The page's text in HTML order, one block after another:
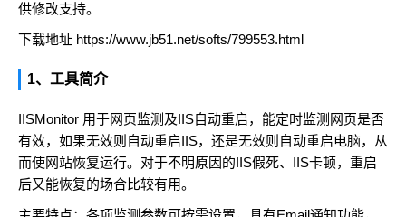
供修改支持。
下载地址 https://www.jb51.net/softs/799553.html
1、工具简介
IISMonitor 用于网页监测及IIS自动重启，能定时监测网页是否
有效，如果无效则自动重启IIS，还是无效则自动重启电脑，从
而使网站恢复运行。对于不明原因的IIS假死、IIS卡顿，重启
后又能恢复的场合比较有用。